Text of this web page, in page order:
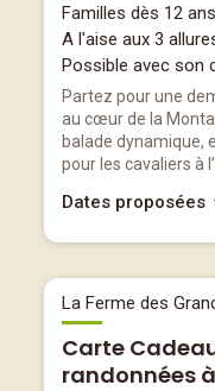
Familles dès 12 ans
A l'aise aux 3
Possible avec son
Partez pour une
au cœur de la
balade dynamique,
pour les cavaliers à
Dates proposées
La Ferme des
Carte
randonnées